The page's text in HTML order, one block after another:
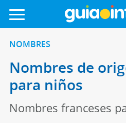
NOMBRES
Nombres de
para niños
Nombres franceses